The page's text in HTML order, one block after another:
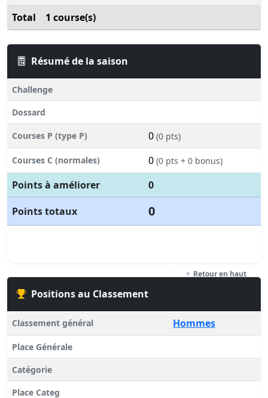
Total
1 course(s)
Résumé de la saison
Challenge
Dossard
Courses P (type P) 0 (0 pts)
Courses C (normales) 0 (0 pts + 0 bonus)
Points à améliorer
0
Points totaux
0
Retour en haut
Positions au Classement
Classement général Hommes
Place Générale
Catégorie
Place Categ